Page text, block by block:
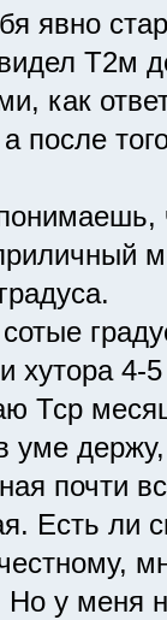
явно
Т2м
как
после
хутора 4-
Тср
уме
почти
Есть ли
Но у меня